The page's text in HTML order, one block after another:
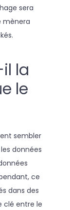
sera
mènera
la
le
sembler
données
ce
dans des
clé entre le